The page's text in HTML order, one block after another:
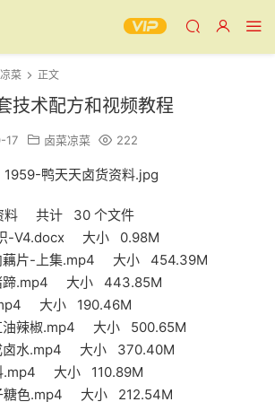
菜 正文
技术配方和视频教程
17 卤菜凉菜 222
料 共计 30 个文件
识-V4.docx 大小 0.98M
藕片-上集.mp4 大小 454.39M
蹄.mp4 大小 443.85M
大小 190.46M
油辣椒.mp4 大小 500.65M
卤水.mp4 大小 370.40M
.mp4 大小 110.89M
糖色.mp4 大小 212.54M